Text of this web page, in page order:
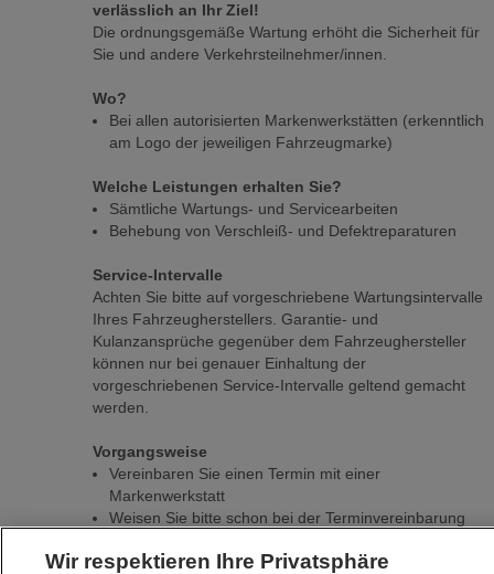
verlässlich an Ihr Ziel!
Die ordnungsgemäße Wartung erhöht die Sicherheit für
Sie und andere Verkehrsteilnehmer/innen.
Wo?
Bei allen autorisierten Markenwerkstätten (erkenntlich
am Logo der jeweiligen Fahrzeugmarke)
Welche Leistungen erhalten Sie?
Sämtliche Wartungs- und Servicearbeiten
Behebung von Verschleiß- und Defektreparaturen
Service-Intervalle
Achten Sie bitte auf vorgeschriebene Wartungsintervalle
Ihres Fahrzeugherstellers. Garantie- und
Kulanzansprüche gegenüber dem Fahrzeughersteller
können nur bei genauer Einhaltung der
vorgeschriebenen Service-Intervalle geltend gemacht
werden.
Vorgangsweise
Vereinbaren Sie einen Termin mit einer
Markenwerkstatt
Weisen Sie bitte schon bei der Terminvereinbarung
s Leasing gemanagtes Fahrzeug handelt
Wir respektieren Ihre Privatsphäre